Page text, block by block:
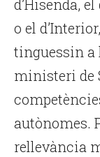
d’Hisenda,
o el
tinguessin a
ministeri de
autònomes.
rellevància